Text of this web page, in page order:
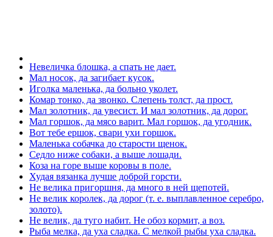
Невеличка блошка, а спать не дает.
Мал носок, да загибает кусок.
Иголка маленька, да больно уколет.
Комар тонко, да звонко. Слепень толст, да прост.
Мал золотник, да увесист. И мал золотник, да дорог.
Мал горшок, да мясо варит. Мал горшок, да угодник.
Вот тебе ершок, свари ухи горшок.
Маленька собачка до старости щенок.
Седло ниже собаки, а выше лошади.
Коза на горе выше коровы в поле.
Худая вязанка лучше доброй горсти.
Не велика пригоршня, да много в ней щепотей.
Не велик королек, да дорог (т. е. выплавленное серебро,
золото).
Не велик, да туго набит. Не обоз кормит, а воз.
Рыба мелка, да уха сладка. С мелкой рыбы уха сладка.